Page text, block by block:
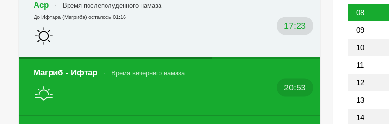
Аср Время послеполуденного намаза
17:23
До Ифтара (Магриба) осталось 01:16
Магриб - Ифтар Время вечернего намаза
20:53
08
09
10
11
12
13
14